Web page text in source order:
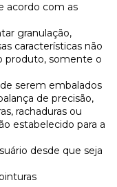
acordo com as
granulação,
características não
produto, somente o
serem embalados
de precisão,
rachaduras ou
estabelecido para a
desde que seja